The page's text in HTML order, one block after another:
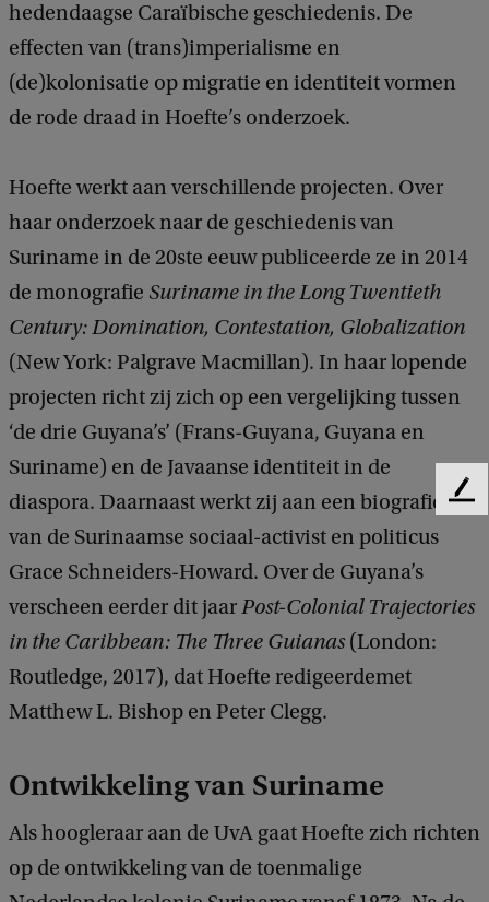
hedendaagse Caraïbische geschiedenis. De
effecten van (trans)imperialisme en
(de)kolonisatie op migratie en identiteit vormen
de rode draad in Hoefte’s onderzoek.
Hoefte werkt aan verschillende projecten. Over
haar onderzoek naar de geschiedenis van
Suriname in de 20ste eeuw publiceerde ze in 2014
de monografie Suriname in the Long Twentieth
Century: Domination, Contestation, Globalization
(New York: Palgrave Macmillan). In haar lopende
projecten richt zij zich op een vergelijking tussen
‘de drie Guyana’s’ (Frans-Guyana, Guyana en
Suriname) en de Javaanse identiteit in de
diaspora. Daarnaast werkt zij aan een biografie
van de Surinaamse sociaal-activist en politicus
Grace Schneiders-Howard. Over de Guyana’s
verscheen eerder dit jaarPost-Colonial Trajectories
in the Caribbean: The Three Guianas(London:
Routledge, 2017), dat Hoefte redigeerdemet
Matthew L. Bishop en Peter Clegg.
Ontwikkeling van Suriname
Als hoogleraar aan de UvA gaat Hoefte zich richten
op de ontwikkeling van de toenmalige
F
a